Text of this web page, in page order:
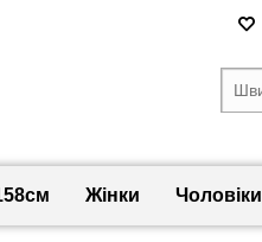
Жінки Чоловіки